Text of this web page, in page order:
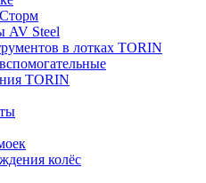
AV Steel
в лотках TORIN
TORIN
колёс